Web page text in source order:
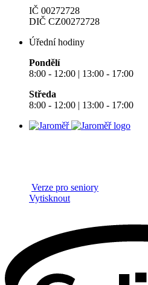
IČ 00272728
DIČ CZ00272728
Úřední hodiny
Pondělí
8:00 - 12:00 | 13:00 - 17:00
Středa
8:00 - 12:00 | 13:00 - 17:00
Verze pro seniory
Vytisknout